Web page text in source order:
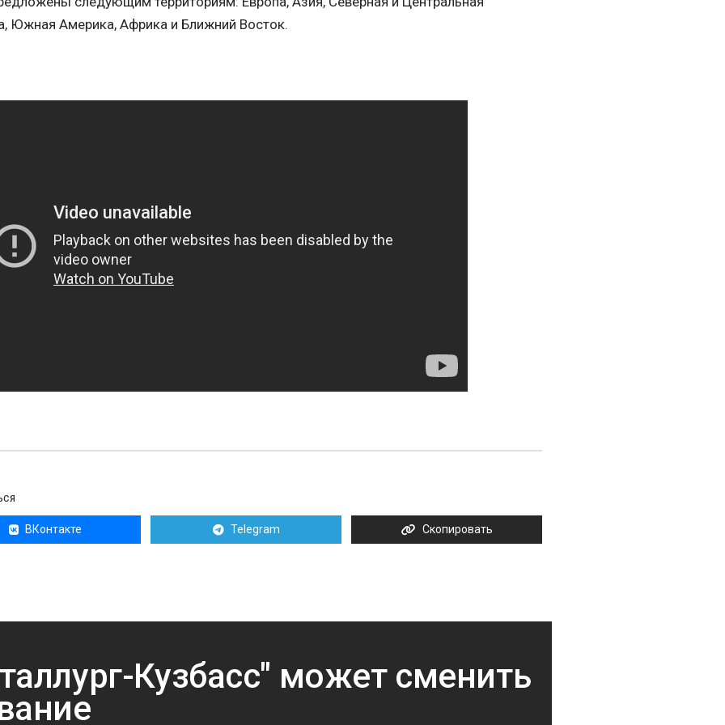
Южная Америка, Африка и Ближний Восток.
ВКонтакте Telegram Скопировать
Кузбасс" может сменить